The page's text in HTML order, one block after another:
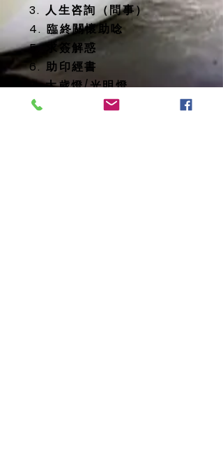
3. 人生咨詢（問事）
4. 臨終關懷助唸
5. 求簽解惑
6. 助印經書
7. 太歲燈/光明燈
8. 消災延壽藥師佛燈